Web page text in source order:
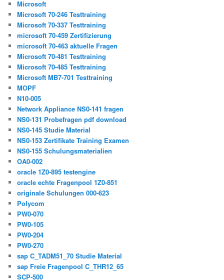
Microsoft
Microsoft 70-246 Testtraining
Microsoft 70-337 Testtraining
microsoft 70-459 Zertifizierung
microsoft 70-463 aktuelle Fragen
Microsoft 70-481 Testtraining
Microsoft 70-485 Testtraining
Microsoft MB7-701 Testtraining
MOPF
N10-005
Network Appliance NS0-141 fragen
NS0-131 Probefragen pdf download
NS0-145 Studie Material
NS0-153 Zertifikate Training Examen
NS0-155 Schulungsmaterialien
OA0-002
oracle 1Z0-895 testengine
oracle echte Fragenpool 1Z0-851
originale Schulungen 000-623
Polycom
PW0-070
PW0-105
PW0-204
PW0-270
sap C_TADM51_70 Studie Material
sap Freie Fragenpool C_THR12_65
SCP-500